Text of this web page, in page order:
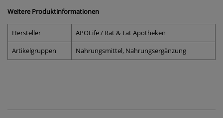
Weitere Produktinformationen
Hersteller
APOLife / Rat & Tat Apotheken
Artikelgruppen
Nahrungsmittel, Nahrungsergänzung